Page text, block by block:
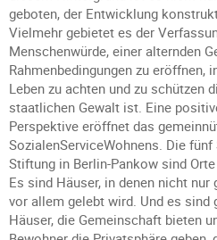
geboten, der Entwicklung
Vielmehr gebietet es der
Menschenwürde, einer alternden
Rahmenbedingungen zu eröffnen,
Leben zu achten und zu schützen
staatlichen Gewalt ist. Eine
Perspektive eröffnet das
SozialenServiceWohnens. Die
Stiftung in Berlin-Pankow sind
Es sind Häuser, in denen nicht
vor allem gelebt wird. Und es sind
Häuser, die Gemeinschaft bieten